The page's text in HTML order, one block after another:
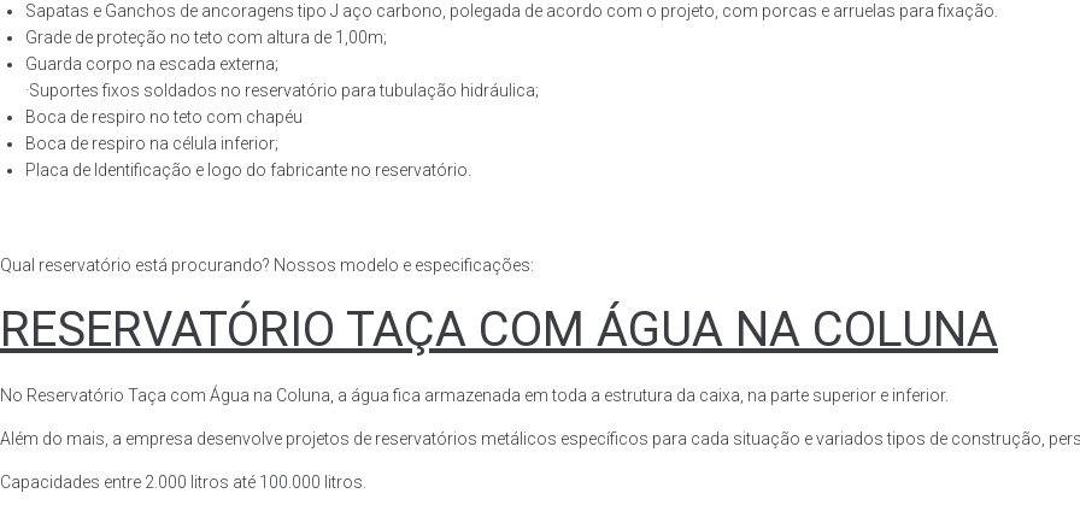
Sapatas e Ganchos de ancoragens tipo J aço carbono, polegada de acordo com o projeto, com porcas e arruelas para fixação.
Grade de proteção no teto com altura de 1,00m;
Guarda corpo na escada externa;
·Suportes fixos soldados no reservatório para tubulação hidráulica;
Boca de respiro no teto com chapéu
Boca de respiro na célula inferior;
Placa de Identificação e logo do fabricante no reservatório.
Qual reservatório está procurando? Nossos modelo e especificações:
RESERVATÓRIO TAÇA COM ÁGUA NA COLUNA
No Reservatório Taça com Água na Coluna, a água fica armazenada em toda a estrutura da caixa, na parte superior e inferior.
Além do mais, a empresa desenvolve projetos de reservatórios metálicos específicos para cada situação e variados tipos de construção,
Capacidades entre 2.000 litros até 100.000 litros.